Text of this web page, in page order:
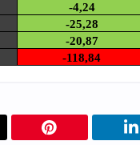
-4,24
-25,28
-20,87
-118,84